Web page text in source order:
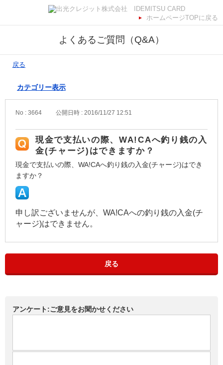
ホームページTOPに戻る
よくあるご質問（Q&A）
戻る
カテゴリー表示
No : 3664 公開日時 : 2016/11/27 12:51
現金で支払いの際、WA!CAへ釣り銭の入
金(チャージ)はできますか？
現金で支払いの際、WA!CAへ釣り銭の入金(チャージ)はでき
ますか？
申し訳ございませんが、WA!CAへの釣り銭の入金(チ
ャージ)はできません。
戻る
アンケート:ご意見をお聞かせください